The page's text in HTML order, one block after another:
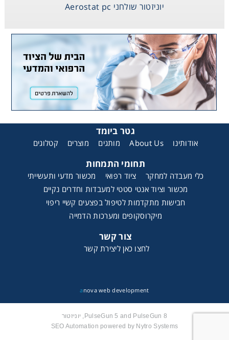
יוניזטור שולחני Aerostat pc
גטר ביומד
אודותינו About Us מותגים מוצרים קטלוגים
תחומי התמחות
כלי מעבדה למחקר ציוד רפואי
מכשור מדעי ותעשייתי
מכשור וציוד אנטי סטטי למעבדות וחדרים נקיים
חבישות מתקדמות לטיפול בפצעים קשיי ריפוי
מיקרוסקופים ומערכות הדמייה
צור קשר
לחצו כאן ליצירת קשר
a nova web development
PulseGun 5 and PulseGun 8, יוניזטור
SEO Automation powered by Nytro Systems